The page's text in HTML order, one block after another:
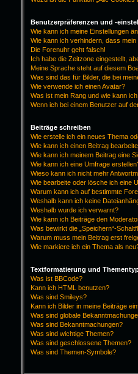
Benutzerpräferenzen und -
Wie kann ich meine Einstellungen
Wie kann ich verhindern, dass
Die Forenuhr geht falsch!
Ich habe die Zeitzone eingestellt,
Meine Sprache steht auf diesem
Was sind das für Bilder, die bei
Wie verwende ich einen Avatar?
Was ist mein Rang und wie kann
Wenn ich bei einem Benutzer auf
Beiträge schreiben
Wie erstelle ich ein neues Thema
Wie kann ich einen Beitrag
Wie kann ich meinem Beitrag eine
Wie kann ich eine Umfrage
Wieso kann ich nicht mehr
Wie bearbeite oder lösche ich eine
Warum kann ich auf bestimmte
Weshalb kann ich keine
Weshalb wurde ich verwarnt?
Wie kann ich Beiträge den
Was bewirkt die „Speichern“-
Warum muss mein Beitrag erst
Wie markiere ich ein Thema als
Textformatierung und
Was ist BBCode?
Kann ich HTML benutzen?
Was sind Smileys?
Kann ich Bilder in meine Beiträge
Was sind globale
Was sind Bekanntmachungen?
Was sind wichtige Themen?
Was sind geschlossene Themen?
Was sind Themen-Symbole?